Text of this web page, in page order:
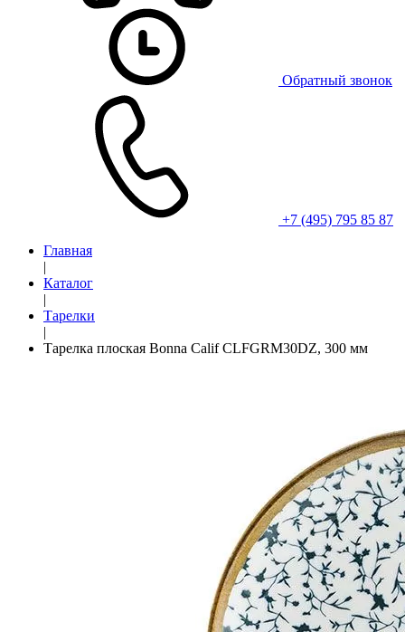
Обратный звонок
+7 (495) 795 85 87
Главная
|
Каталог
|
Тарелки
|
Тарелка плоская Bonna Calif CLFGRM30DZ, 300 мм